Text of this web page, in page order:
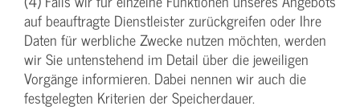
auf beauftragte Dienstleister zurückgreifen oder Ihre
Daten für werbliche Zwecke nutzen möchten, werden
wir Sie untenstehend im Detail über die jeweiligen
Vorgänge informieren. Dabei nennen wir auch die
festgelegten Kriterien der Speicherdauer.